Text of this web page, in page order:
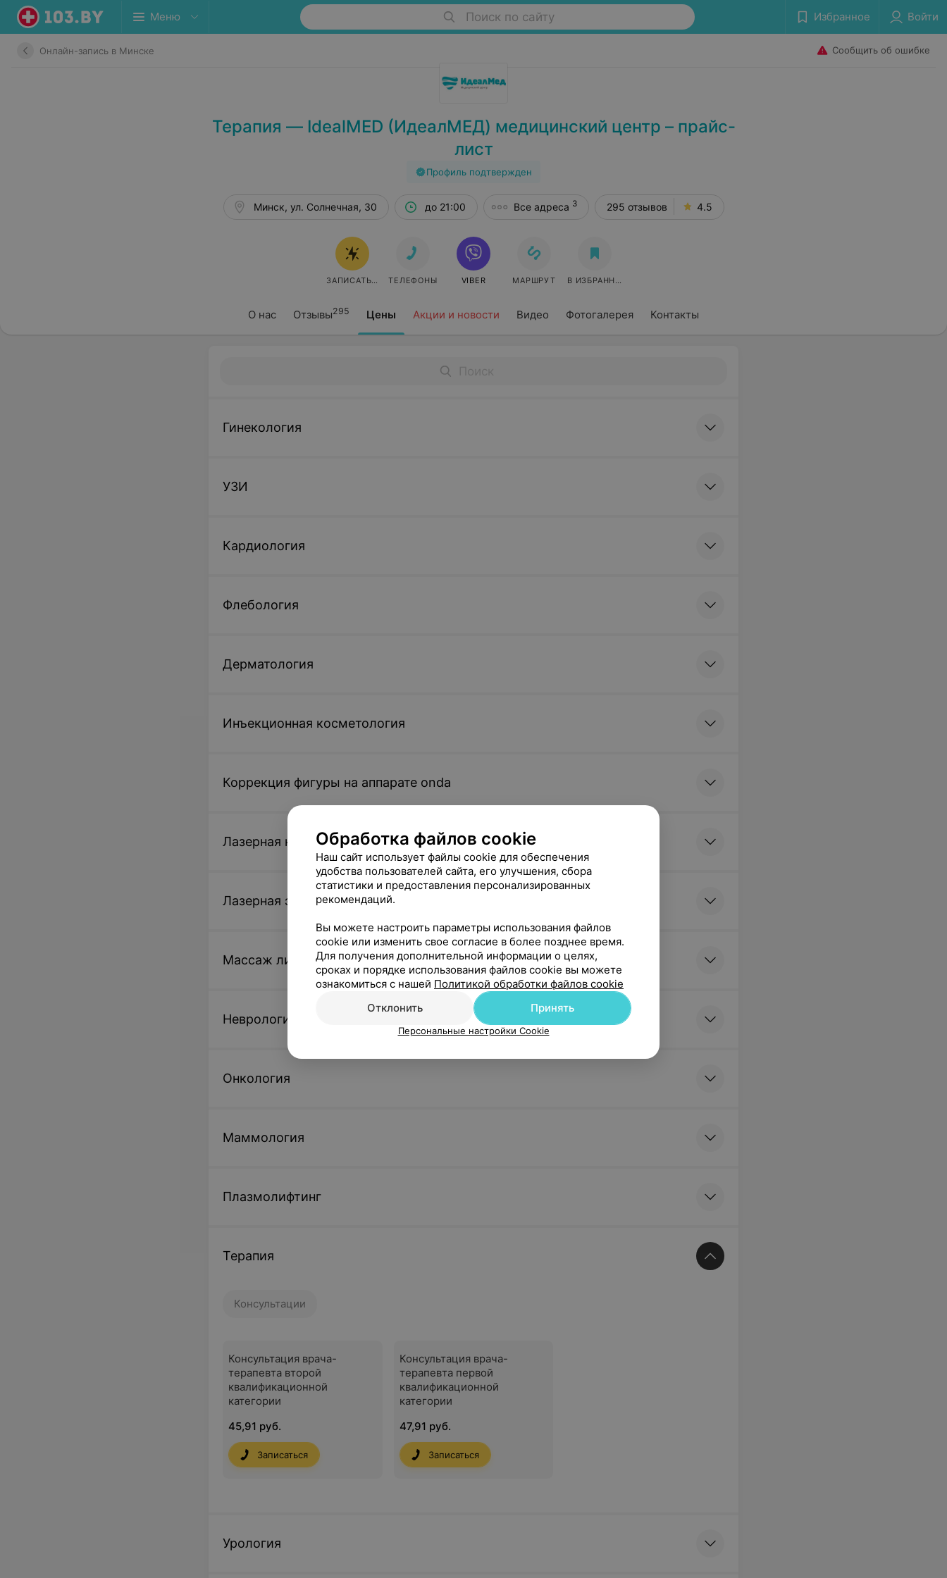
Меню Поиск по сайту Избранное Войти
Онлайн-запись в Минске Сообщить об ошибке
Терапия — IdealMED (ИдеалМЕД) медицинский центр – прайс-
лист
Профиль подтвержден
О нас Отзывы295 Цены Акции и новости Видео Фотогалерея Контакты
Минск, ул. Солнечная, 30 до 21:00 Все адреса 3 295 отзывов 4.5
ЗАПИСАТЬСЯ ОНЛАЙН
ТЕЛЕФОНЫ VIBER МАРШРУТ В ИЗБРАННОЕ
Гинекология
УЗИ
Кардиология
Флебология
Дерматология
Инъекционная косметология
Коррекция фигуры на аппарате onda
Лазерная косметология
Лазерная эпиляция
Массаж лица
Неврология
Онкология
Маммология
Плазмолифтинг
Терапия
Консультации
Консультация врача-
терапевта второй
квалификационной
категории
45,91 руб.
Записаться
Консультация врача-
терапевта первой
квалификационной
категории
47,91 руб.
Записаться
Урология
Обработка файлов cookie
Наш сайт использует файлы cookie для обеспечения
удобства пользователей сайта, его улучшения, сбора
статистики и предоставления персонализированных
рекомендаций.
Вы можете настроить параметры использования файлов
cookie или изменить свое согласие в более позднее время.
Для получения дополнительной информации о целях,
сроках и порядке использования файлов cookie вы можете
ознакомиться с нашей Политикой обработки файлов cookie
Отклонить
Принять
Персональные настройки Cookie